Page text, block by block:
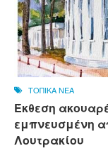
ΤΟΠΙΚΑ ΝΕΑ
Έκθεση
εμπνευσμένη
Λουτρακίου